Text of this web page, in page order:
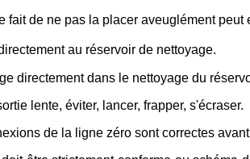
de ne pas la placer aveuglément
au réservoir de nettoyage.
directement dans le nettoyage du
lente, éviter, lancer, frapper, s'écraser.
de la ligne zéro sont correctes